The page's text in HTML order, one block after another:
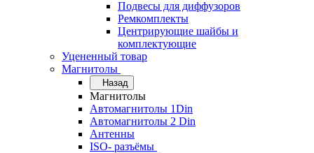
Подвесы для диффузоров
Ремкомплекты
Центрирующие шайбы и
комплектующие
Уцененный товар
Магнитолы
Назад
Магнитолы
Автомагнитолы 1Din
Автомагнитолы 2 Din
Антенны
ISO- разъёмы